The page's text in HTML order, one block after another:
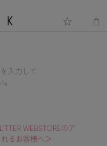
入力して
。
WEBSTOREのア
るお客様へ＞